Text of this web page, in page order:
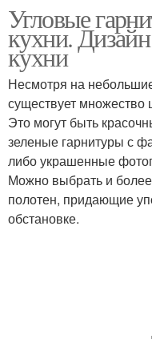
Угловые
кухни.
кухни
Несмотря на
существует
Это могут быть
зеленые гарнитуры с
либо украшенные
Можно выбрать и
полотен, придающие
обстановке.